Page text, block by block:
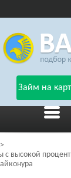
Займ на
с высокой